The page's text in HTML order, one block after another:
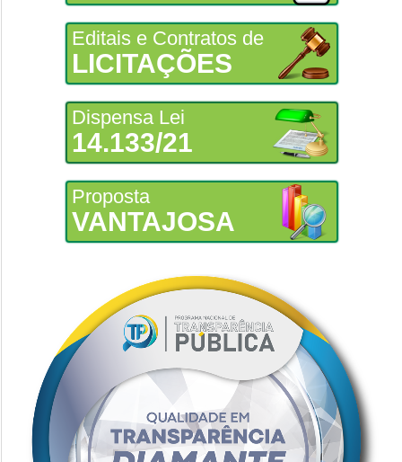
Editais e Contratos de
LICITAÇÕES
Dispensa Lei
14.133/21
Proposta
VANTAJOSA